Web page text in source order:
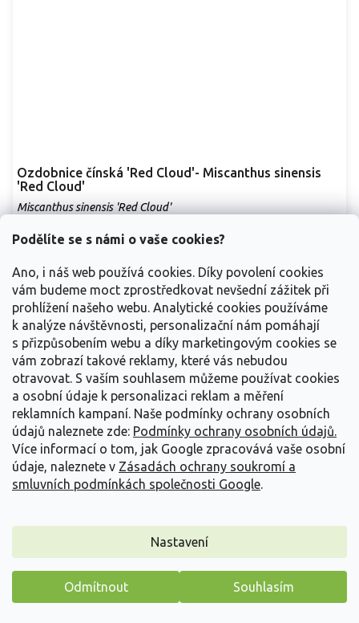
Podělíte se s námi o vaše cookies?
Ano, i náš web používá cookies. Díky povolení cookies
vám budeme moct zprostředkovat nevšední zážitek při
prohlížení našeho webu. Analytické cookies používáme
k analýze návštěvnosti, personalizační nám pomáhají
s přizpůsobením webu a díky marketingovým cookies se
vám zobrazí takové reklamy, které vás nebudou
otravovat. S vaším souhlasem můžeme používat cookies
a osobní údaje k personalizaci reklam a měření
reklamních kampaní. Naše podmínky ochrany osobních
údajů naleznete zde: Podmínky ochrany osobních údajů.
Více informací o tom, jak Google zpracovává vaše osobní
údaje, naleznete v Zásadách ochrany soukromí a
smluvních podmínkách společnosti Google.
Nastavení
Odmítnout Souhlasím
Ozdobnice čínská 'Red Cloud'- Miscanthus sinensis
'Red Cloud'
Miscanthus sinensis 'Red Cloud'
Vyprodáno
239 Kč / ks
Detail
vzhledem a živými barvami. Tento kultivar je...
Máme pro vás malý dárek